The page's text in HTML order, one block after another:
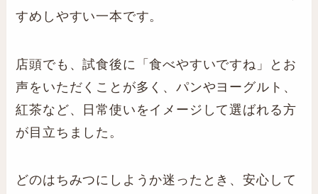
すめしやすい一本です。
店頭でも、試食後に「食べやすいですね」とお
声をいただくことが多く、パンやヨーグルト、
紅茶など、日常使いをイメージして選ばれる方
が目立ちました。
どのはちみつにしようか迷ったとき、安心して